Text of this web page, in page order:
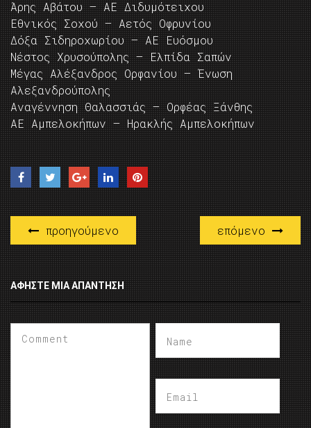
Άρης Αβάτου – ΑΕ Διδυμότειχου
Εθνικός Σοχού – Αετός Οφρυνίου
Δόξα Σιδηροχωρίου – ΑΕ Ευόσμου
Νέστος Χρυσούπολης – Ελπίδα Σαπών
Μέγας Αλέξανδρος Ορφανίου – Ένωση
Αλεξανδρούπολης
Αναγέννηση Θαλασσιάς – Ορφέας Ξάνθης
ΑΕ Αμπελοκήπων – Ηρακλής Αμπελοκήπων
προηγούμενο επόμενο
ΑΦΉΣΤΕ ΜΙΑ ΑΠΆΝΤΗΣΗ